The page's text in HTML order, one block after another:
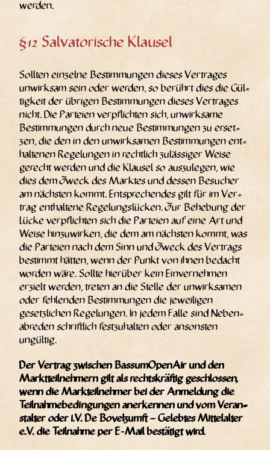
werden.
§12 Salvatorische Klausel
Soll­ten ein­zel­ne Bestim­mun­gen die­ses Ver­tra­ges
unwirk­sam sein oder wer­den, so berührt dies die Gül­
tig­keit der übri­gen Bestim­mun­gen die­ses Ver­tra­ges
nicht. Die Par­tei­en ver­pflich­ten sich, unwirk­sa­me
Bestim­mun­gen durch neue Bestim­mun­gen zu erset­
zen, die den in den unwirk­sa­men Bestim­mun­gen ent­
hal­te­nen Rege­lun­gen in recht­lich zuläs­si­ger Wei­se
gerecht wer­den und die Klau­sel so aus­zu­le­gen, wie
dies dem Zweck des Mark­tes und des­sen Besu­cher
am nächs­ten kommt. Ent­spre­chen­des gilt für im Ver­
trag ent­hal­te­ne Rege­lungs­lü­cken. Zur Behe­bung der
Lücke ver­pflich­ten sich die Par­tei­en auf eine Art und
Wei­se hin­zu­wir­ken, die dem am nächs­ten kommt, was
die Par­tei­en nach dem Sinn und Zweck des Ver­trags
bestimmt hät­ten, wenn der Punkt von ihnen bedacht
wor­den wäre. Soll­te hier­über kein Ein­ver­neh­men
erzielt wer­den, tre­ten an die Stel­le der unwirk­sa­men
oder feh­len­den Bestim­mun­gen die jewei­li­gen
gesetz­li­chen Rege­lun­gen. In jedem Fal­le sind Neben­
ab­re­den schrift­lich fest­zu­hal­ten oder ansons­ten
ungültig.
Der Ver­trag zwi­schen Bas­sum­Open­Air und den
Markt­teil­neh­mern gilt als rechts­kräf­tig geschlos­sen,
wenn die Mark­teil­neh­mer bei der Anmel­dung die
Teil­nah­me­be­din­gun­gen aner­ken­nen und vom Ver­an­
stal­ter oder i.V. De Bovelzumft – Geleb­tes Mit­tel­al­ter
e.V. die Teil­nah­me per E‑Mail bestä­tigt wird.